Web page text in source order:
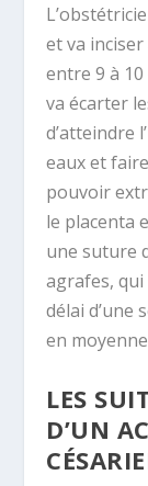
et va inciser
entre 9 à
va écarter
d’atteindre
eaux et
pouvoir
le placenta
une suture
agrafes,
délai d’une
en
LES
D’UN